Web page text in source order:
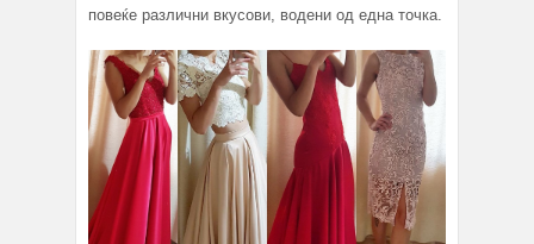
повеќе различни вкусови, водени од една точка.